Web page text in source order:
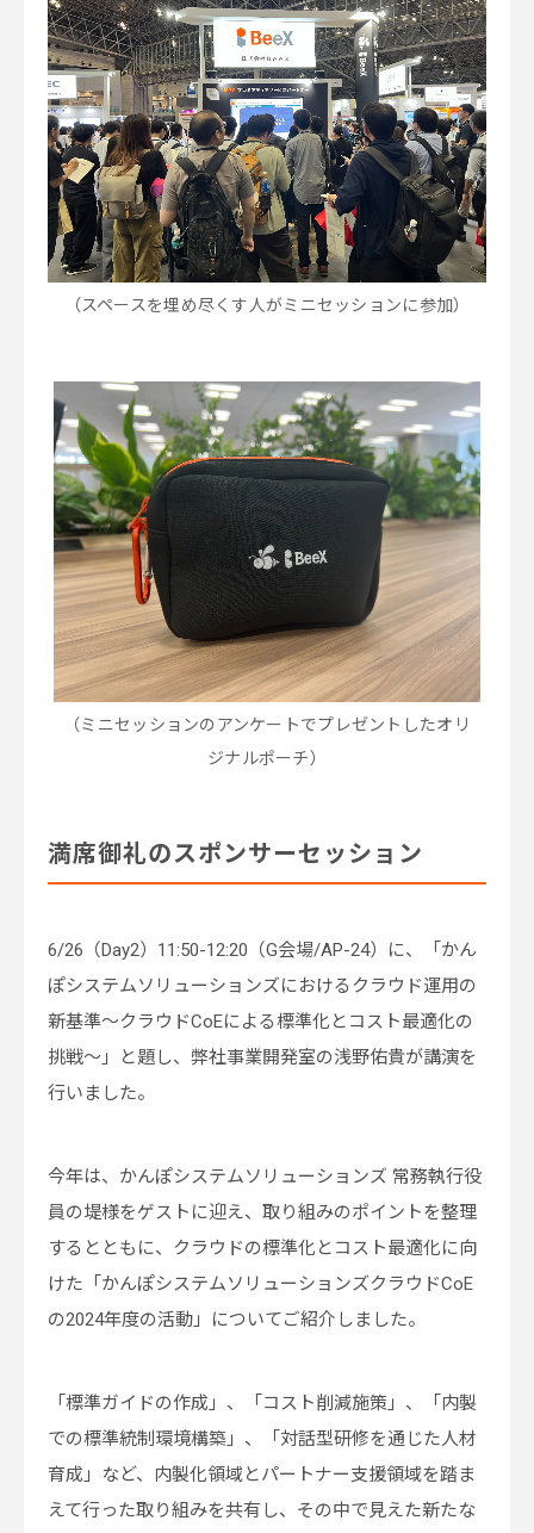
（スペースを埋め尽くす人がミニセッションに参加）
（ミニセッションのアンケートでプレゼントしたオリ
ジナルポーチ）
満席御礼のスポンサーセッション
6/26（Day2）11:50-12:20（G会場/AP-24）に、「かん
ぽシステムソリューションズにおけるクラウド運用の
新基準～クラウドCoEによる標準化とコスト最適化の
挑戦～」と題し、弊社事業開発室の浅野佑貴が講演を
行いました。
今年は、かんぽシステムソリューションズ 常務執行役
員の堤様をゲストに迎え、取り組みのポイントを整理
するとともに、クラウドの標準化とコスト最適化に向
けた「かんぽシステムソリューションズクラウドCoE
の2024年度の活動」についてご紹介しました。
「標準ガイドの作成」、「コスト削減施策」、「内製
での標準統制環境構築」、「対話型研修を通じた人材
育成」など、内製化領域とパートナー支援領域を踏ま
えて行った取り組みを共有し、その中で見えた新たな